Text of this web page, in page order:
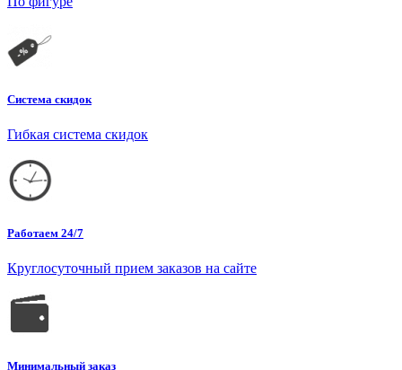
Система скидок
Гибкая система скидок
Работаем 24/7
Круглосуточный прием заказов на сайте
Минимальный заказ